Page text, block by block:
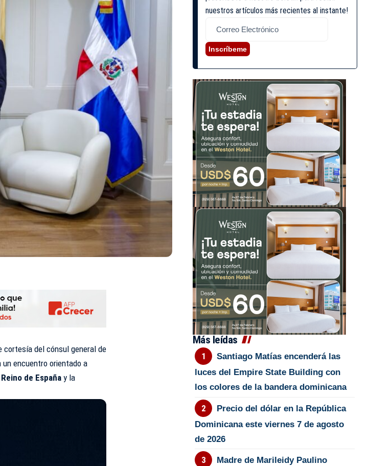
cortesía del cónsul general de
un encuentro orientado a
Reino de España y la
nuestros artículos más recientes al instante!
Inscríbeme
Más leídas
Santiago Matías encenderá las
luces del Empire State Building con
los colores de la bandera dominicana
Precio del dólar en la República
Dominicana este viernes 7 de agosto
de 2026
Madre de Marileidy Paulino